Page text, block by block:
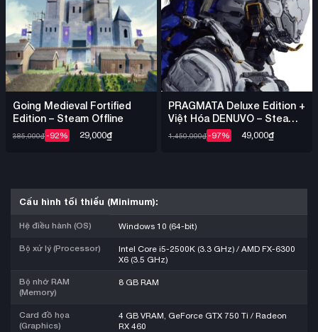
Going Medieval Fortified
Edition – Steam Offline
385,000₫-92% 29,000₫
PRAGMATA Deluxe Edition +
Việt Hóa DENUVO – Steam
Offline
1,450,000₫-97% 49,000₫
Cấu hình tối thiểu (Minimum):
Hệ điều hành (OS) Windows 10 (64-bit)
Bộ xử lý (Processor)
Intel Core i5-2500K (3.3 GHz) / AMD FX-6300
X6 (3.5 GHz)
Bộ nhớ RAM
(Memory)
8 GB RAM
Card đồ họa
(Graphics)
4 GB VRAM, GeForce GTX 750 Ti / Radeon
RX 460